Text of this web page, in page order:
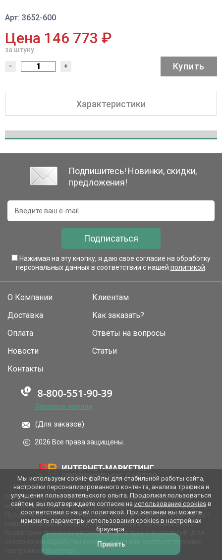
Арт: 3652-600
Цена 146 773 ₽
за штуку
- + Купить
Характеристики
Подпишитесь! Новинки, скидки,
предложения!
Подписаться
Нажимая на эту кнопку, я даю свое согласие на обработку
персональных данных в соответствии с нашей политикой
О Компании
Доставка
Оплата
Новости
Клиентам
Как заказать?
Ответы на вопросы
Статьи
Контакты
Заказать звонок
(Для заказов)
2026 Все права защищены.
Мы используем файлыcookies для повышения удобства
использования сайта, настройки рекламы и анализа трафика.
Продолжая посещать наш сайт, вы подтверждаете согласие с
нашейполитикой конфиденциальностии соглашаетесь с
правилами применениярекомендательных технологий
отключения обработки cookies, измените соответствующие
настройки в браузере.
Мы используем cookie-файлы для стабильной работы сайта,
настройки персонализированного контента, анализа трафика и
улучшения пользовательского опыта. Продолжая пользоваться
сайтом, вы подтверждаете согласие на использование cookiesв
соответствии с нашей политикой. При желании вы можете
изменить параметры использования cookies в настройках
браузера.
Принять